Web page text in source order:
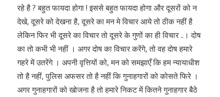
रहे है ? बहुत फायदा होगा ! इससे बहुत फायदा होगा और दूसरों को न
देखे, दूसरे को देखना है, दूसरे का मन मे विचार आये तो ठीक नहीं है
लेकिन फिर भी दूसरे का विचार तो दूसरे के गुणों का ही विचार ..। दोष
का तो कभी भी नहीं । अगर दोष का विचार करेंगे, तो वह दोष हमारे
गहरे में उतरेंगे । अपनी वृत्तियों को, मन को समझाएँ कि हम न्यायाधीश
तो है नहीं, पुलिस अफसर तो है नहीं कि गुनाहगारों को कोसते फिरे ।
अगर गुनाहगारों को खोजना है तो हमारे निकट में कितने गुनाहगार बैठे